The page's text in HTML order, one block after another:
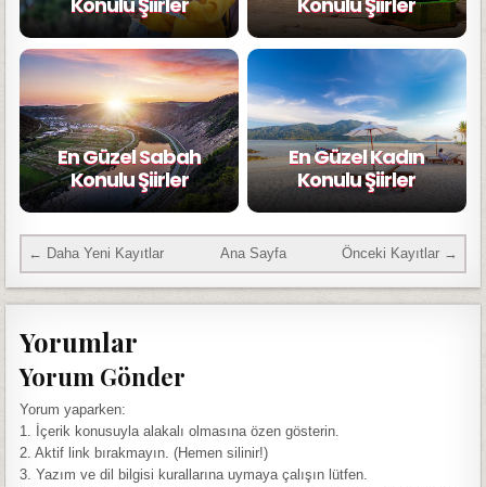
En Güzel Sabah
Konulu Şiirler
En Güzel Kadın
Konulu Şiirler
← Daha Yeni Kayıtlar Önceki Kayıtlar →
Ana Sayfa
Yorumlar
Yorum Gönder
Yorum yaparken:
1. İçerik konusuyla alakalı olmasına özen gösterin.
2. Aktif link bırakmayın. (Hemen silinir!)
3. Yazım ve dil bilgisi kurallarına uymaya çalışın lütfen.